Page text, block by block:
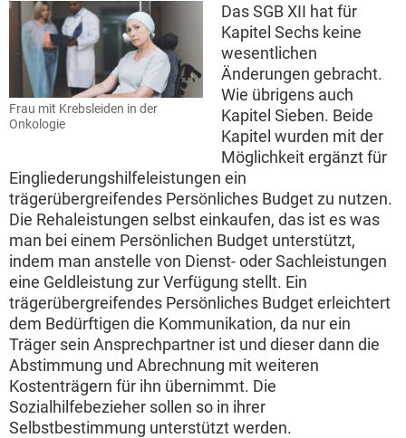
Frau mit Krebsleiden in der
Onkologie
Das SGB XII hat für
Kapitel Sechs keine
wesentlichen
Änderungen gebracht.
Wie übrigens auch
Kapitel Sieben. Beide
Kapitel wurden mit der
Möglichkeit ergänzt für
Eingliederungshilfeleistungen ein
trägerübergreifendes Persönliches Budget zu nutzen.
Die Rehaleistungen selbst einkaufen, das ist es was
man bei einem Persönlichen Budget unterstützt,
indem man anstelle von Dienst- oder Sachleistungen
eine Geldleistung zur Verfügung stellt. Ein
trägerübergreifendes Persönliches Budget erleichtert
dem Bedürftigen die Kommunikation, da nur ein
Träger sein Ansprechpartner ist und dieser dann die
Abstimmung und Abrechnung mit weiteren
Kostenträgern für ihn übernimmt. Die
Sozialhilfebezieher sollen so in ihrer
Selbstbestimmung unterstützt werden.